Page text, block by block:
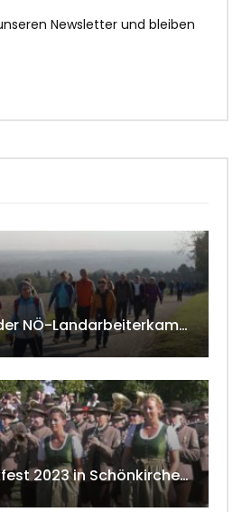
Newsletter und bleiben
Wandertag der NÖ-Landarbeiterkammer in Hollabrunn 2024
Bezirksmusikfest 2023 in Schönkirchen-Reyersdorf